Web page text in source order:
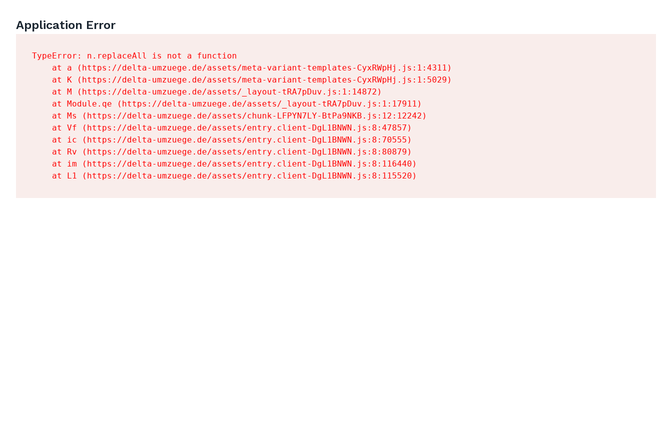
Application Error
TypeError: n.replaceAll is not a function
    at a (https://delta-umzuege.de/assets/meta-variant-templates-CyxRWpHj.js:1:4311)
    at K (https://delta-umzuege.de/assets/meta-variant-templates-CyxRWpHj.js:1:5029)
    at M (https://delta-umzuege.de/assets/_layout-tRA7pDuv.js:1:14872)
    at Module.qe (https://delta-umzuege.de/assets/_layout-tRA7pDuv.js:1:17911)
    at Ms (https://delta-umzuege.de/assets/chunk-LFPYN7LY-BtPa9NKB.js:12:12242)
    at Vf (https://delta-umzuege.de/assets/entry.client-DgL1BNWN.js:8:47857)
    at ic (https://delta-umzuege.de/assets/entry.client-DgL1BNWN.js:8:70555)
    at Rv (https://delta-umzuege.de/assets/entry.client-DgL1BNWN.js:8:80879)
    at im (https://delta-umzuege.de/assets/entry.client-DgL1BNWN.js:8:116440)
    at L1 (https://delta-umzuege.de/assets/entry.client-DgL1BNWN.js:8:115520)